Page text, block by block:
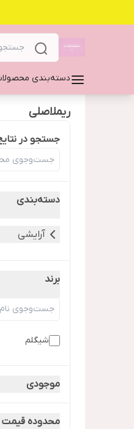
دسته‌بندی
ریملاصلی
جستجو در
دسته‌بندی
آرایشی
برند
شیگلم
موجودی
محدوده قیمت